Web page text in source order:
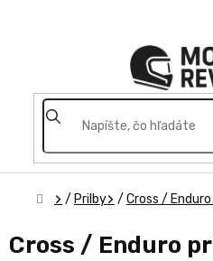
Domov
/ Prilby / Cross / Enduro
Cross / Enduro